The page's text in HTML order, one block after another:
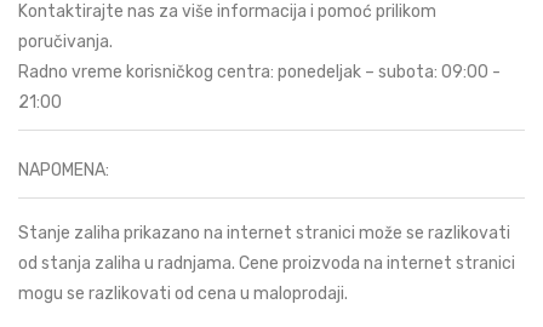
Kontaktirajte nas za više informacija i pomoć prilikom
poručivanja.
Radno vreme korisničkog centra: ponedeljak – subota: 09:00 -
21:00
NAPOMENA:
Stanje zaliha prikazano na internet stranici može se razlikovati
od stanja zaliha u radnjama. Cene proizvoda na internet stranici
mogu se razlikovati od cena u maloprodaji.